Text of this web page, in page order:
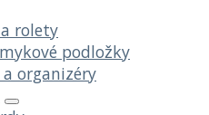
rolety
podložky
organizéry